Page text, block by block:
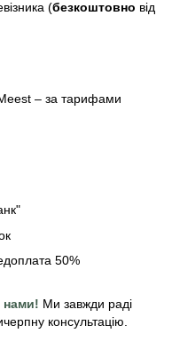
(безкоштовно від
– за тарифами
50%
нами! Ми завжди раді
консультацію.